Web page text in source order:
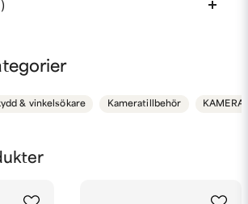
om denna produkten...
bra pris.
& vinkelsökare Kameratillbehör KAMERA